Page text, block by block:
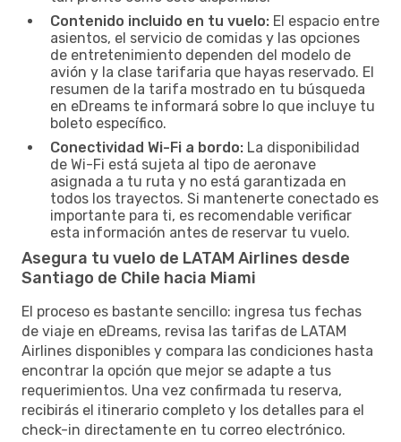
Contenido incluido en tu vuelo: El espacio entre
asientos, el servicio de comidas y las opciones
de entretenimiento dependen del modelo de
avión y la clase tarifaria que hayas reservado. El
resumen de la tarifa mostrado en tu búsqueda
en eDreams te informará sobre lo que incluye tu
boleto específico.
Conectividad Wi-Fi a bordo: La disponibilidad
de Wi-Fi está sujeta al tipo de aeronave
asignada a tu ruta y no está garantizada en
todos los trayectos. Si mantenerte conectado es
importante para ti, es recomendable verificar
esta información antes de reservar tu vuelo.
Asegura tu vuelo de LATAM Airlines desde
Santiago de Chile hacia Miami
El proceso es bastante sencillo: ingresa tus fechas
de viaje en eDreams, revisa las tarifas de LATAM
Airlines disponibles y compara las condiciones hasta
encontrar la opción que mejor se adapte a tus
requerimientos. Una vez confirmada tu reserva,
recibirás el itinerario completo y los detalles para el
check-in directamente en tu correo electrónico.